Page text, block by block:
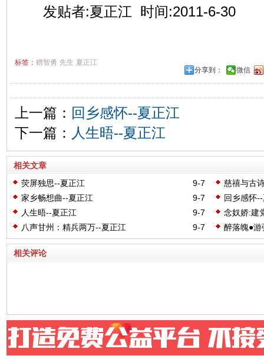
发贴者:夏正江 时间:2011-6-30
标签： 赠智勇 先生 夏正江
分享到：
微信
上一篇： 回乡感怀--夏正江
下一篇： 人生晤--夏正江
相关文章
9-7
荧屏独思--夏正江
慈禧与古
9-7
家乡畅想曲--夏正江
回乡感怀
9-7
人生晤--夏正江
念奴娇:建
9-7
八声甘州：精兵两万--夏正江 醉落魄●游
相关评论